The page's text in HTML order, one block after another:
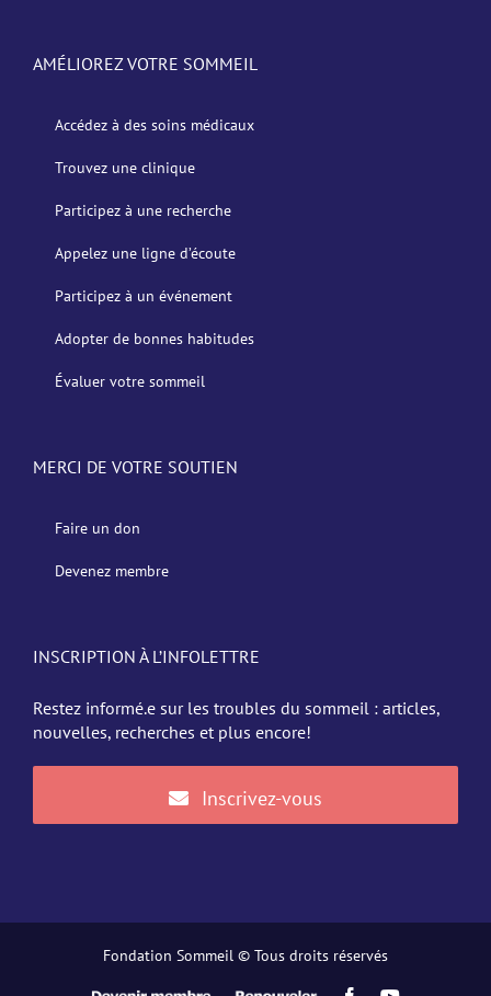
AMÉLIOREZ VOTRE SOMMEIL
Accédez à des soins médicaux
Trouvez une clinique
Participez à une recherche
Appelez une ligne d’écoute
Participez à un événement
Adopter de bonnes habitudes
Évaluer votre sommeil
MERCI DE VOTRE SOUTIEN
Faire un don
Devenez membre
INSCRIPTION À L’INFOLETTRE
Restez informé.e sur les troubles du sommeil : articles,
nouvelles, recherches et plus encore!
Inscrivez-vous
Fondation Sommeil © Tous droits réservés